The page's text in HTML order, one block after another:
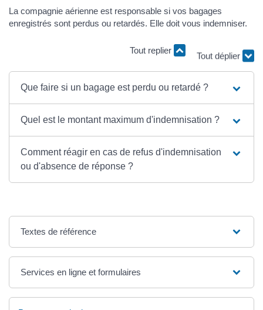
La compagnie aérienne est responsable si vos bagages
enregistrés sont perdus ou retardés. Elle doit vous indemniser.
Tout replier
Tout déplier
Que faire si un bagage est perdu ou retardé ?
Quel est le montant maximum d'indemnisation ?
Comment réagir en cas de refus d'indemnisation
ou d'absence de réponse ?
Textes de référence
Services en ligne et formulaires